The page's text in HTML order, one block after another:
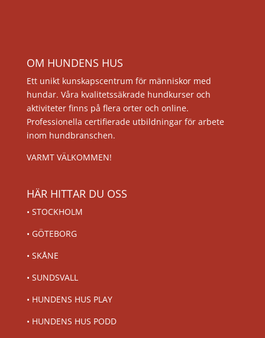
OM HUNDENS HUS
Ett unikt kunskapscentrum för människor med
hundar. Våra kvalitetssäkrade hundkurser och
aktiviteter finns på flera orter och online.
Professionella certifierade utbildningar för arbete
inom hundbranschen.
VARMT VÄLKOMMEN!
HÄR HITTAR DU OSS
• STOCKHOLM
• GÖTEBORG
• SKÅNE
• SUNDSVALL
• HUNDENS HUS PLAY
• HUNDENS HUS PODD